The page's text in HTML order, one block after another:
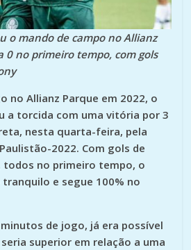
o mando de campo no Allianz
0 no primeiro tempo, com gols
no Allianz Parque em 2022, o
a torcida com uma vitória por 3
nesta quarta-feira, pela
2022. Com gols de
todos no primeiro tempo, o
e segue 100% no
de jogo, já era possível
superior em relação a uma